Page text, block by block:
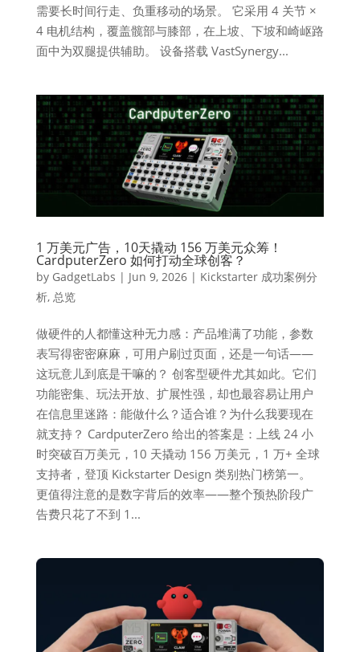
需要长时间行走、负重移动的场景。 它采用 4 关节 ×
4 电机结构，覆盖髋部与膝部，在上坡、下坡和崎岖路
面中为双腿提供辅助。 设备搭载 VastSynergy...
1 万美元广告，10天撬动 156 万美元众筹！
CardputerZero 如何打动全球创客？
by GadgetLabs | Jun 9, 2026| Kickstarter 成功案例分
析, 总览
做硬件的人都懂这种无力感：产品堆满了功能，参数
表写得密密麻麻，可用户刷过页面，还是一句话——
这玩意儿到底是干嘛的？ 创客型硬件尤其如此。它们
功能密集、玩法开放、扩展性强，却也最容易让用户
在信息里迷路：能做什么？适合谁？为什么我要现在
就支持？ CardputerZero 给出的答案是：上线 24 小
时突破百万美元，10 天撬动 156 万美元，1 万+ 全球
支持者，登顶 Kickstarter Design 类别热门榜第一。
更值得注意的是数字背后的效率——整个预热阶段广
告费只花了不到 1...